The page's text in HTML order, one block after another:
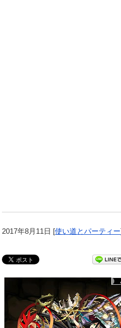
2017年8月11日 [使い道とパーティー